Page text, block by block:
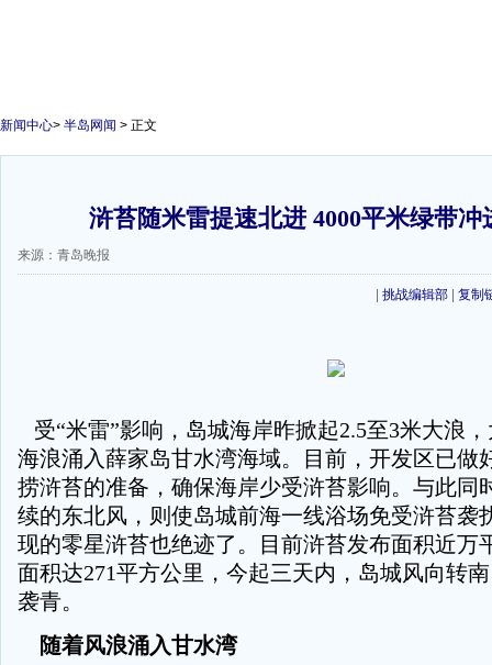
新闻中心> 半岛网闻 > 正文
浒苔随米雷提速北进 4000平米绿带冲
来源：青岛晚报
挑战编辑部 复制
受“米雷”影响，岛城海岸昨掀起2.5至3米大浪
海浪涌入薛家岛甘水湾海域。目前，开发区已做
捞浒苔的准备，确保海岸少受浒苔影响。与此同
续的东北风，则使岛城前海一线浴场免受浒苔袭
现的零星浒苔也绝迹了。目前浒苔发布面积近万
面积达271平方公里，今起三天内，岛城风向转
袭青。
随着风浪涌入甘水湾